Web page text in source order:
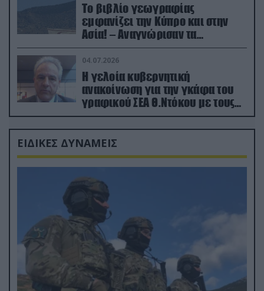
Το βιβλίο γεωγραφίας
εμφανίζει την Κύπρο και στην
Ασία! – Αναγνώρισαν τα
κατεχόμενα; (φωτο)
04.07.2026
Η γελοία κυβερνητική
ανακοίνωση για την γκάφα του
γραφικού ΣΕΑ Θ.Ντόκου με τους
Ρώσους φαρσέρ
ΕΙΔΙΚΕΣ ΔΥΝΑΜΕΙΣ